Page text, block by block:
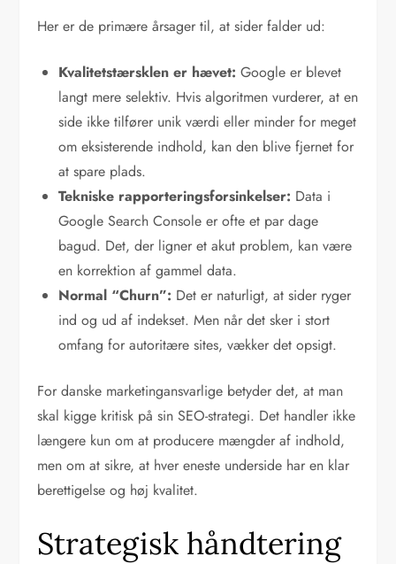
Her er de primære årsager til, at sider falder ud:
Kvalitetstærsklen er hævet: Google er blevet
langt mere selektiv. Hvis algoritmen vurderer, at en
side ikke tilfører unik værdi eller minder for meget
om eksisterende indhold, kan den blive fjernet for
at spare plads.
Tekniske rapporteringsforsinkelser: Data i
Google Search Console er ofte et par dage
bagud. Det, der ligner et akut problem, kan være
en korrektion af gammel data.
Normal “Churn”: Det er naturligt, at sider ryger
ind og ud af indekset. Men når det sker i stort
omfang for autoritære sites, vækker det opsigt.
For danske marketingansvarlige betyder det, at man
skal kigge kritisk på sin SEO-strategi. Det handler ikke
længere kun om at producere mængder af indhold,
men om at sikre, at hver eneste underside har en klar
berettigelse og høj kvalitet.
Strategisk håndtering